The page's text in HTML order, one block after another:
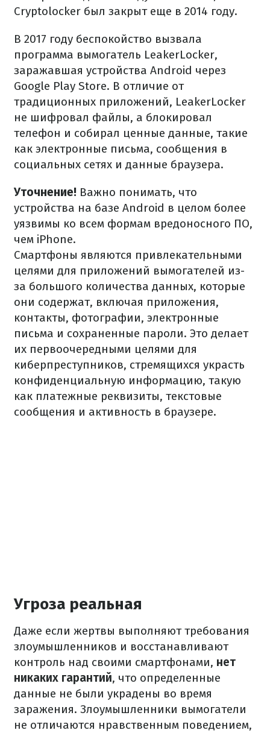
Cryptolocker был закрыт еще в 2014 году.
В 2017 году беспокойство вызвала
программа вымогатель LeakerLocker,
заражавшая устройства Android через
Google Play Store. В отличие от
традиционных приложений, LeakerLocker
не шифровал файлы, а блокировал
телефон и собирал ценные данные, такие
как электронные письма, сообщения в
социальных сетях и данные браузера.
Уточнение! Важно понимать, что
устройства на базе Android в целом более
уязвимы ко всем формам вредоносного ПО,
чем iPhone.
Смартфоны являются привлекательными
целями для приложений вымогателей из-
за большого количества данных, которые
они содержат, включая приложения,
контакты, фотографии, электронные
письма и сохраненные пароли. Это делает
их первоочередными целями для
киберпреступников, стремящихся украсть
конфиденциальную информацию, такую
как платежные реквизиты, текстовые
сообщения и активность в браузере.
Угроза реальная
Даже если жертвы выполняют требования
злоумышленников и восстанавливают
контроль над своими смартфонами, нет
никаких гарантий, что определенные
данные не были украдены во время
заражения. Злоумышленники вымогатели
не отличаются нравственным поведением,